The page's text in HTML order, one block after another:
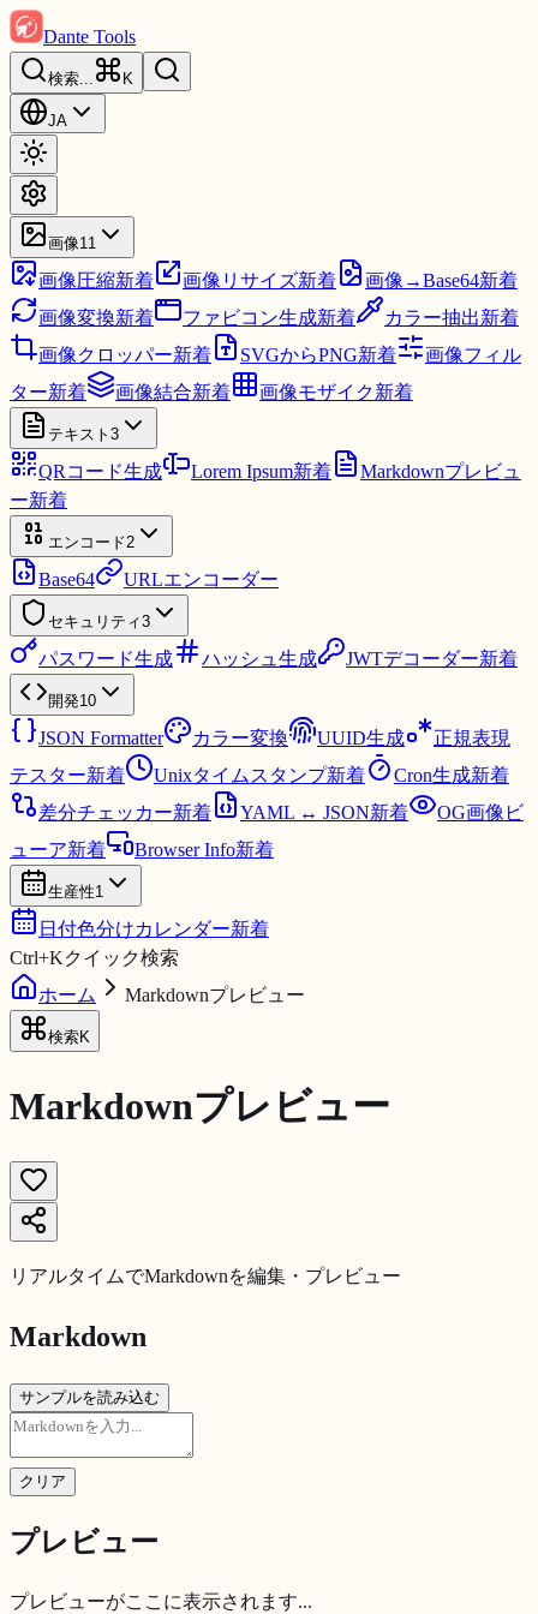
Dante Tools
検索... K
JA
画像11
画像圧縮新着 画像リサイズ新着 画像→Base64新着
画像変換新着 ファビコン生成新着 カラー抽出新着
画像クロッパー新着 SVGからPNG新着
画像フィル
ター新着 画像結合新着 画像モザイク新着
テキスト 3
QRコード生成 Lorem Ipsum新着
Markdownプレビュ
ー新着
エンコード2
Base64 URLエンコーダー
セキュリティ3
パスワード生成 ハッシュ生成 JWTデコーダー新着
開発10
JSON Formatter カラー変換 UUID生成
正規表現
テスター新着 Unixタイムスタンプ新着 Cron生成新着
差分チェッカー新着 YAML ↔ JSON新着
OG画像ビ
ューア新着 Browser Info新着
生産性1
日付色分けカレンダー新着
Ctrl+Kクイック検索
ホーム
Markdownプレビュー
検索K
Markdownプレビュー
リアルタイムでMarkdownを編集・プレビュー
Markdown
サンプルを読み込む
クリア
プレビュー
プレビューがここに表示されます...